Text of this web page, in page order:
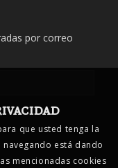
por correo
que usted tenga la
está dando
mencionadas cookies